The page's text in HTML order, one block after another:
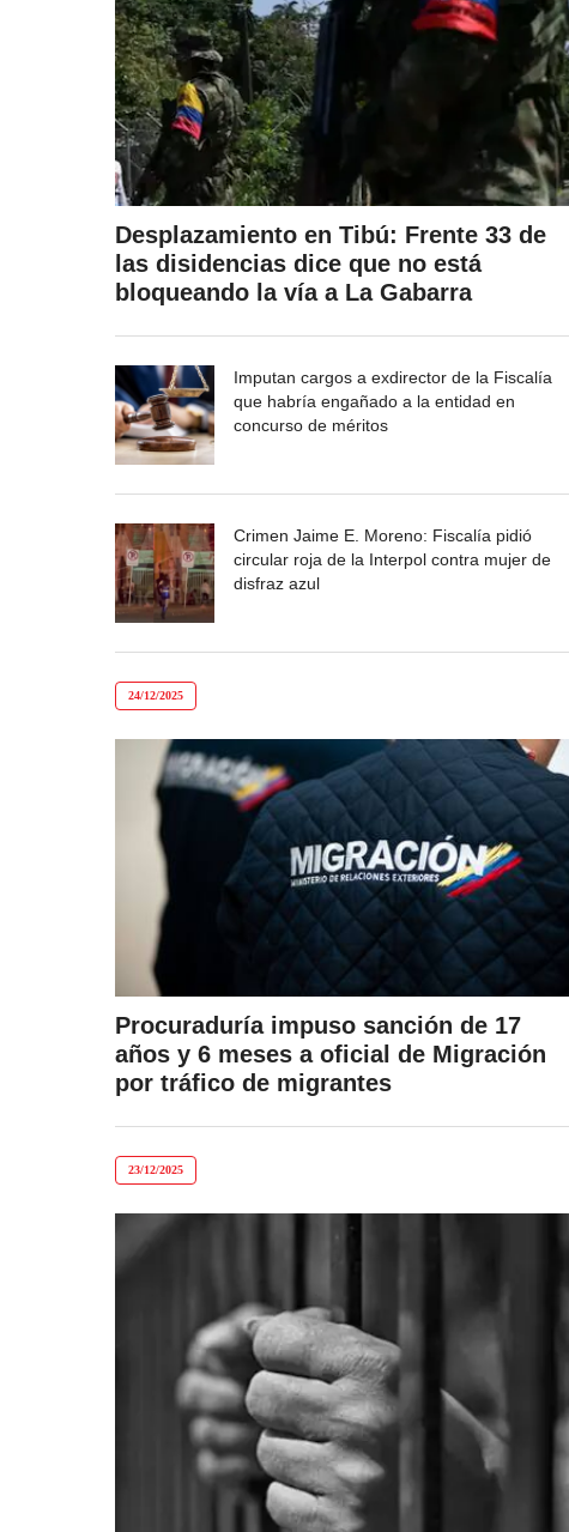
Desplazamiento en Tibú: Frente 33 de
las disidencias dice que no está
bloqueando la vía a La Gabarra
Imputan cargos a exdirector de la Fiscalía
que habría engañado a la entidad en
concurso de méritos
Crimen Jaime E. Moreno: Fiscalía pidió
circular roja de la Interpol contra mujer de
disfraz azul
24/12/2025
Procuraduría impuso sanción de 17
años y 6 meses a oficial de Migración
por tráfico de migrantes
23/12/2025